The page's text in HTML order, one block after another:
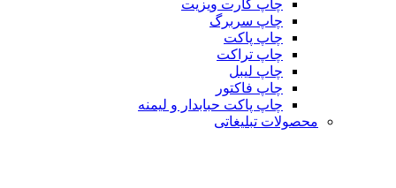
چاپ کارت ویزیت
چاپ سربرگ
چاپ پاکت
چاپ تراکت
چاپ لیبل
چاپ فاکتور
چاپ پاکت حبابدار و لیمنه
محصولات تبلیغاتی